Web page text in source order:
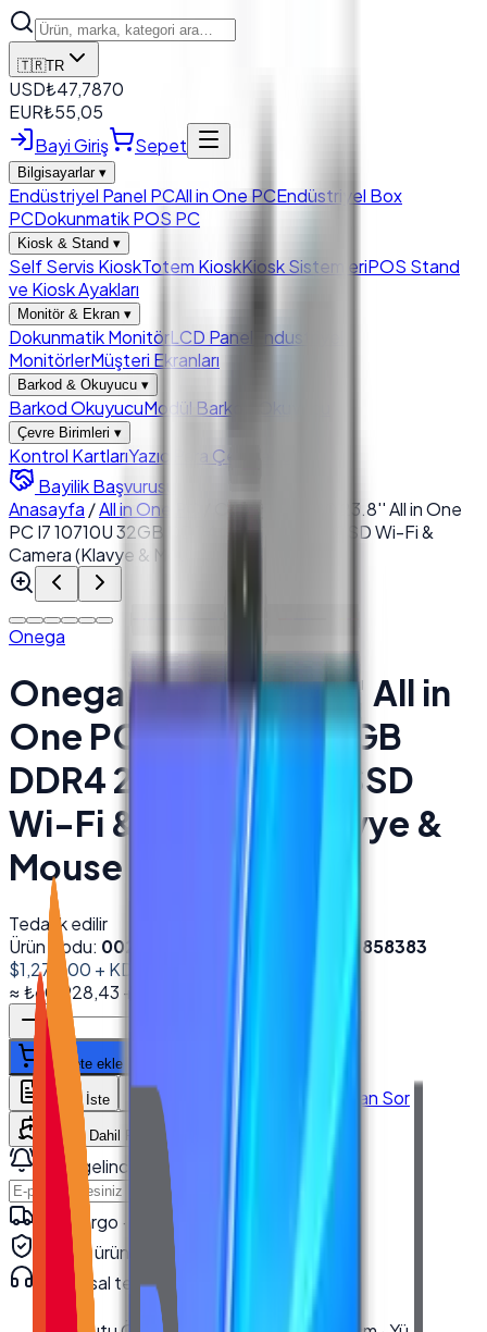
🇹🇷TR
USD₺47,7870
EUR₺55,05
Bayi Giriş
Sepet
Bilgisayarlar ▾
Endüstriyel Panel PCAll in One PCEndüstriyel Box
PCDokunmatik POS PC
Kiosk & Stand ▾
Self Servis KioskTotem KioskKiosk SistemleriPOS Stand
ve Kiosk Ayakları
Monitör & Ekran ▾
Dokunmatik MonitörLCD Panel
Endustriyel
MonitörlerMüşteri Ekranları
Barkod & Okuyucu ▾
Barkod OkuyucuModül Barkod Okuyucu
Çevre Birimleri ▾
Kontrol KartlarıYazıcı
Para Çekmecesi
Bayilik Başvurusu
Anasayfa /All in One PC
Onega E-2380 23.8'' All in One
PC I7 10710U 32GB DDR4 256GB NVMe SSD Wi-Fi &
Camera (Klavye & Mouse Set Dahil)
Onega
Onega E-2380 23.8'' All in
One PC I7 10710U 32GB
DDR4 256GB NVMe SSD
Wi-Fi & Camera (Klavye &
Mouse Set Dahil)
Tedarik edilir
Ürün Kodu: 002538 Barkod (EAN):
8684278858383
$1,275.00 + KDV
≈₺60.928,43 + KDV
Sepete ekle
Teklif İste Karşılaştır WhatsApp'tan Sor
Kargo Dahil Fiyat Hesapla
Stok gelince haber ver
Hızlı kargo · kurumsal teslimat
Orijinal ürün · garanti
Kurumsal teknik destek